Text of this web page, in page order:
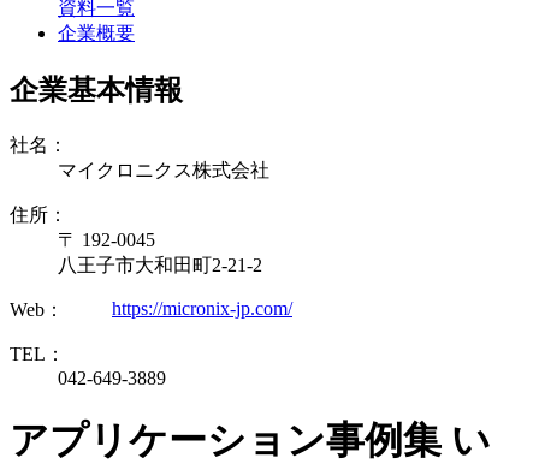
資料一覧
企業概要
企業基本情報
社名：
マイクロニクス株式会社
住所：
〒 192-0045
八王子市大和田町2-21-2
Web： https://micronix-jp.com/
TEL：
042-649-3889
アプリケーション事例集 い